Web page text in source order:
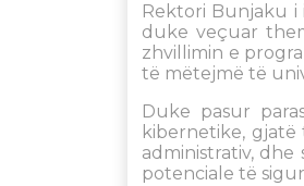
Rektori Bunjaku i
duke veçuar
zhvillimin e
të mëtejmë të
Duke pasur
kibernetike,
administrativ,
potenciale të